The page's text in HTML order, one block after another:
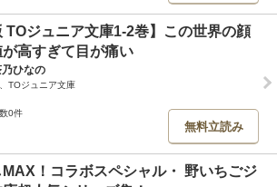
TOジュニア文庫1-2巻】この世界の顔
高すぎて目が痛い
ひなの
TOジュニア文庫
0件
無料立読み
！コラボスペシャル・ 野いちごジ